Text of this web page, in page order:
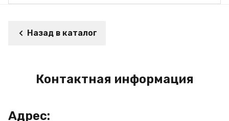
Назад в каталог
Контактная информация
Адрес: